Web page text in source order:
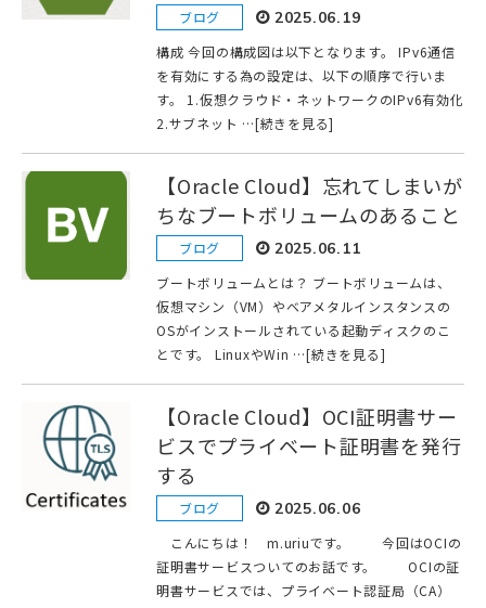
ブログ 2025.06.19
構成 今回の構成図は以下となります。 IPv6通信
を有効にする為の設定は、以下の順序で行いま
す。 1.仮想クラウド・ネットワークのIPv6有効化
2.サブネット …[続きを見る]
【Oracle Cloud】忘れてしまいが
ちなブートボリュームのあること
ブログ 2025.06.11
ブートボリュームとは？ ブートボリュームは、
仮想マシン（VM）やベアメタルインスタンスの
OSがインストールされている起動ディスクのこ
とです。 LinuxやWin …[続きを見る]
【Oracle Cloud】OCI証明書サー
ビスでプライベート証明書を発行
する
ブログ 2025.06.06
こんにちは！ m.uriuです。 今回はOCIの
証明書サービスついてのお話です。 OCIの証
明書サービスでは、プライベート認証局（CA）